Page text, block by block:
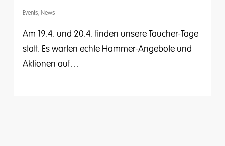
Events, News
Am 19.4. und 20.4. finden unsere Taucher-Tage
statt. Es warten echte Hammer-Angebote und
Aktionen auf…